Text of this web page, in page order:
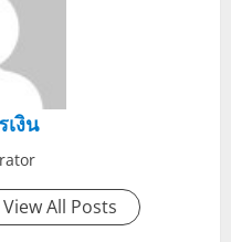
เงิน
View All Posts